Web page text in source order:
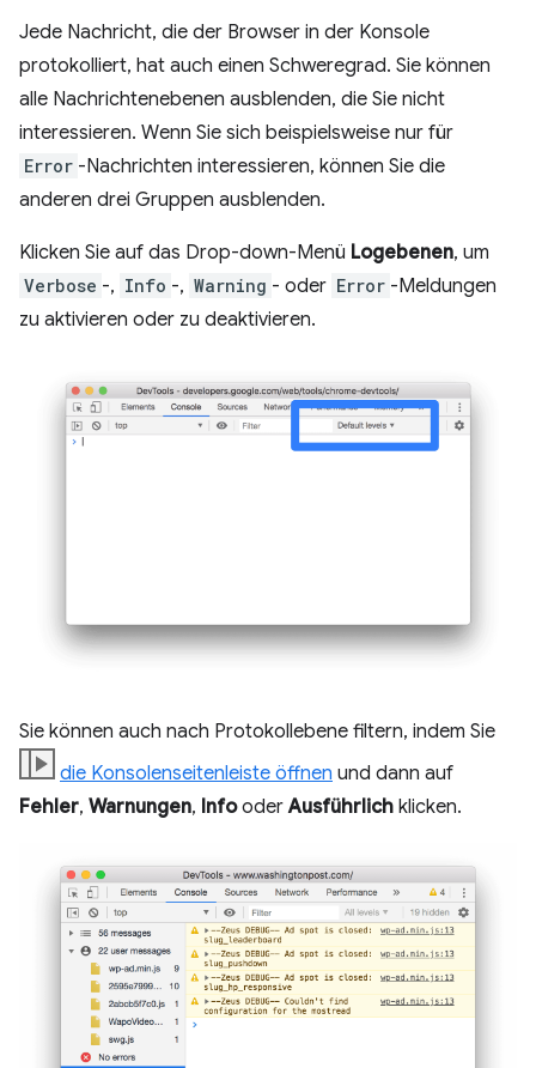
Jede Nachricht, die der Browser in der Konsole
protokolliert, hat auch einen Schweregrad. Sie können
alle Nachrichtenebenen ausblenden, die Sie nicht
interessieren. Wenn Sie sich beispielsweise nur für
Error -Nachrichten interessieren, können Sie die
anderen drei Gruppen ausblenden.
Klicken Sie auf das Drop-down-Menü Logebenen, um
Verbose -, Info -, Warning - oder Error -Meldungen
zu aktivieren oder zu deaktivieren.
Sie können auch nach Protokollebene filtern, indem Sie
die Konsolenseitenleiste öffnen und dann auf
Fehler, Warnungen, InfooderAusführlich klicken.